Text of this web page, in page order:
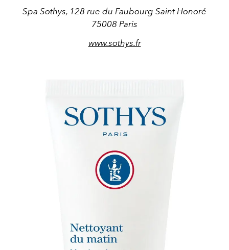
Spa Sothys, 128 rue du Faubourg Saint Honoré
75008 Paris
www.sothys.fr